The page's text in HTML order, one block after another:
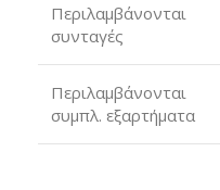
Περιλαμβάνονται
συνταγές
Περιλαμβάνονται
συμπλ. εξαρτήματα